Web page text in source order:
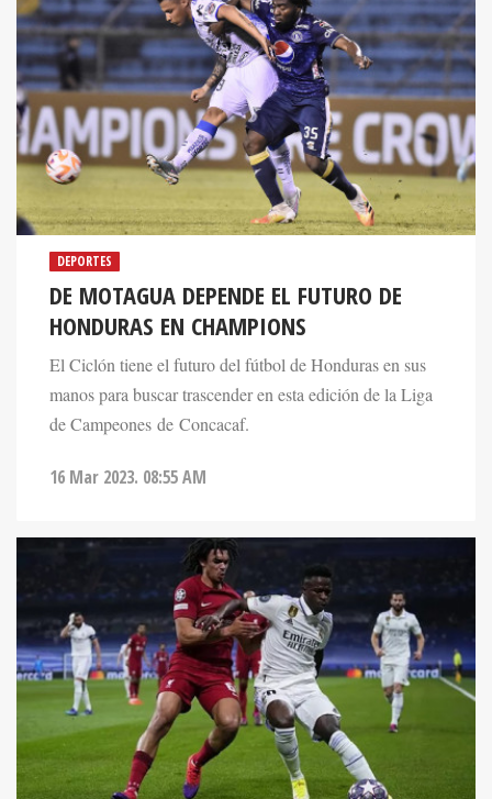
DEPORTES
DE MOTAGUA DEPENDE EL FUTURO DE
HONDURAS EN CHAMPIONS
El Ciclón tiene el futuro del fútbol de Honduras en sus
manos para buscar trascender en esta edición de la Liga
de Campeones de Concacaf.
16 Mar 2023. 08:55 AM